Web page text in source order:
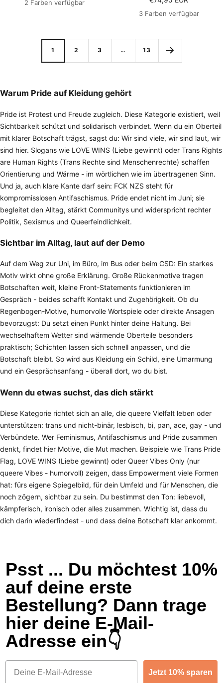
2 Farben verfügbar
3 Farben verfügbar
1 2 3 … 13
Warum Pride auf Kleidung gehört
Pride ist Protest und Freude zugleich. Diese Kategorie existiert, weil
Sichtbarkeit schützt und solidarisch verbindet. Wenn du ein Oberteil
mit klarer Botschaft trägst, sagst du: Wir sind viele, wir sind laut, wir
sind hier. Slogans wie LOVE WINS (Liebe gewinnt) oder Trans Rights
are Human Rights (Trans Rechte sind Menschenrechte) schaffen
Orientierung und Wärme - im wörtlichen wie im übertragenen Sinn.
Und ja, auch klare Kante darf sein: FCK NZS steht für
kompromisslosen Antifaschismus. Pride endet nicht im Juni; sie
begleitet den Alltag, stärkt Communitys und widerspricht rechter
Politik, Sexismus und Queerfeindlichkeit.
Sichtbar im Alltag, laut auf der Demo
Auf dem Weg zur Uni, im Büro, im Bus oder beim CSD: Ein starkes
Motiv wirkt ohne große Erklärung. Große Rückenmotive tragen
Botschaften weit, kleine Front-Statements funktionieren im
Gespräch - beides schafft Kontakt und Zugehörigkeit. Ob du
Regenbogen-Motive, humorvolle Wortspiele oder direkte Ansagen
bevorzugst: Du setzt einen Punkt hinter deine Haltung. Bei
wechselhaftem Wetter sind wärmende Oberteile besonders
praktisch; Schichten lassen sich schnell anpassen, und die
Botschaft bleibt. So wird aus Kleidung ein Schild, eine Umarmung
und ein Gesprächsanfang - überall dort, wo du bist.
Wenn du etwas suchst, das dich stärkt
Diese Kategorie richtet sich an alle, die queere Vielfalt leben oder
unterstützen: trans und nicht-binär, lesbisch, bi, pan, ace, gay - und
Verbündete. Wer Feminismus, Antifaschismus und Pride zusammen
denkt, findet hier Motive, die Mut machen. Beispiele wie Trans Pride
Flag, LOVE WINS (Liebe gewinnt) oder Queer Vibes Only (nur
queere Vibes - humorvoll) zeigen, dass Empowerment viele Formen
hat: fürs eigene Spiegelbild, für dein Umfeld und für Menschen, die
noch zögern, sichtbar zu sein. Du bestimmst den Ton: liebevoll,
kämpferisch, ironisch oder alles zusammen. Wichtig ist, dass du
dich darin wiederfindest - und dass deine Botschaft klar ankommt.
Psst ... Du möchtest 10%
auf deine erste
Bestellung? Dann trage
hier deine E-Mail-
Adresse ein👇
Email
Jetzt 10% sparen